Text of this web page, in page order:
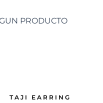
PRODUCTO
TAJI EARRING